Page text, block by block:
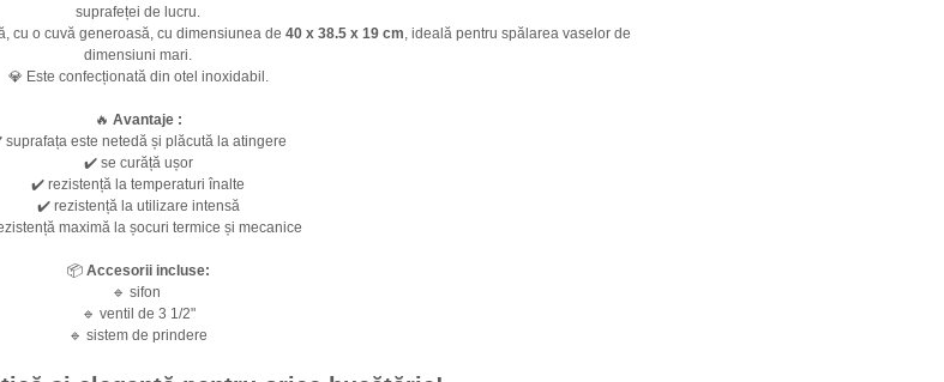
suprafeței de lucru.
cu o cuvă generoasă, cu dimensiunea de 40 x 38.5 x 19 cm , ideală pentru spălarea vaselor de
dimensiuni mari.
💎 Este confecționată din otel inoxidabil.
🔥 Avantaje :
este netedă și plăcută la atingere
✔️ se curăță ușor
✔️ rezistență la temperaturi înalte
✔️ rezistență la utilizare intensă
maximă la șocuri termice și mecanice
📦 Accesorii incluse:
🔹 sifon
🔹 ventil de 3 1/2"
🔹 sistem de prindere